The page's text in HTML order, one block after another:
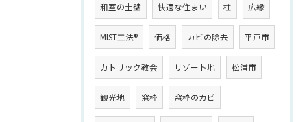
和室の土壁 快適な住まい 柱 広縁
MIST工法® 価格 カビの除去 平戸市
カトリック教会 リゾート地 松浦市
観光地 窓枠 窓枠のカビ